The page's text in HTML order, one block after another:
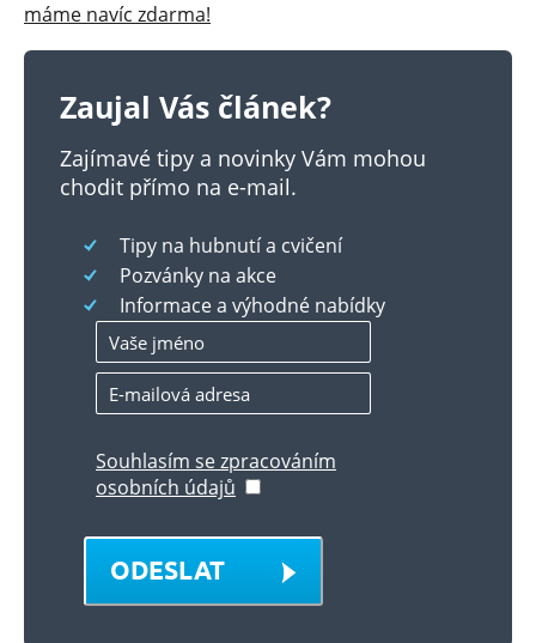
máme navíc zdarma!
Zaujal Vás článek?
Zajímavé tipy a novinky Vám mohou
chodit přímo na e-mail.
Tipy na hubnutí a cvičení
Pozvánky na akce
Informace a výhodné nabídky
Souhlasím se zpracováním
osobních údajů
ODESLAT